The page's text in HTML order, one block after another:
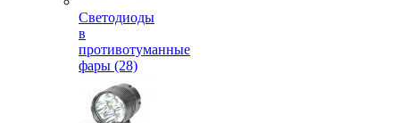
Светодиоды
в
противотуманные
фары (28)